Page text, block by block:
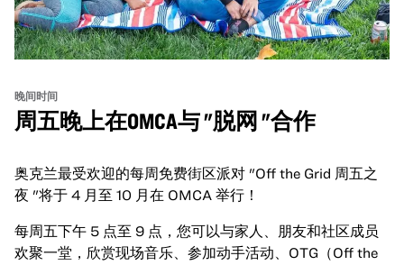
晚间时间
周五晚上在OMCA与 "脱网 "合作
奥克兰最受欢迎的每周免费街区派对 "Off the Grid 周五之
夜 "将于 4 月至 10 月在 OMCA 举行！
每周五下午 5 点至 9 点，您可以与家人、朋友和社区成员
欢聚一堂，欣赏现场音乐、参加动手活动、OTG（Off the